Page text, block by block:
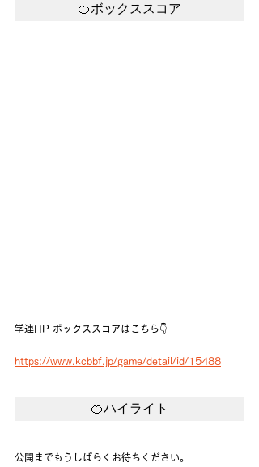
🍊ボックススコア
学連HP ボックススコアはこちら👇
https://www.kcbbf.jp/game/detail/id/15488
🍊ハイライト
公開までもうしばらくお待ちください。